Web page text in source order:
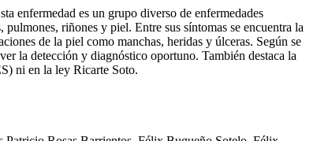
enfermedad es un grupo diverso de enfermedades
riñones y piel. Entre sus síntomas se encuentra la
de la piel como manchas, heridas y úlceras. Según se
la detección y diagnóstico oportuno. También destaca la
ni en la ley Ricarte Soto.